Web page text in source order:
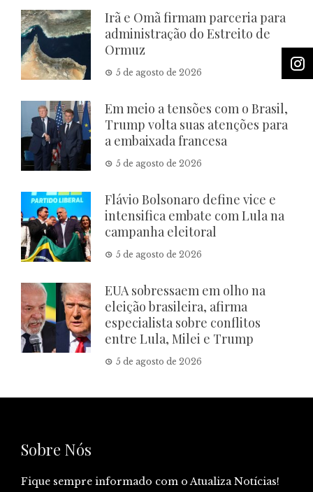
Irã e Omã firmam parceria para
administração do Estreito de
Ormuz
5 de agosto de 2026
Em meio a tensões com o Brasil,
Trump volta suas atenções para
a embaixada francesa
5 de agosto de 2026
Flávio Bolsonaro define vice e
intensifica embate com Lula na
campanha eleitoral
5 de agosto de 2026
EUA sobressaem em olho na
eleição brasileira, afirma
especialista sobre conflitos
entre Lula, Milei e Trump
5 de agosto de 2026
Sobre Nós
Fique sempre informado com o Atualiza Notícias!